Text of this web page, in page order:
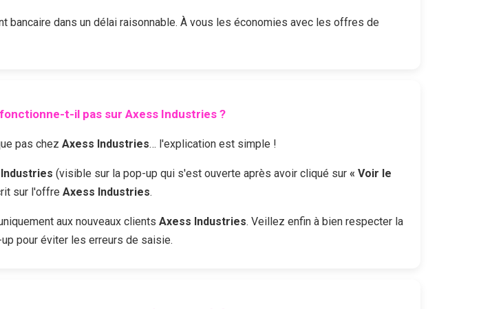
bancaire dans un délai raisonnable. À vous les économies avec les offres de
t-il pas sur Axess Industries ?
pas chez Axess Industries… l'explication est simple !
(visible sur la pop-up qui s'est ouverte après avoir cliqué sur « Voir le
sur l'offre Axess Industries.
aux nouveaux clients Axess Industries. Veillez enfin à bien respecter la
pour éviter les erreurs de saisie.